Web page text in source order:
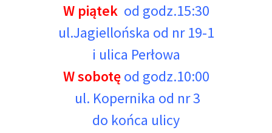
W piątek od godz.15:30
ul.Jagiellońska od nr 19-1
i ulica Perłowa
W sobotęod godz.10:00
ul. Kopernika od nr 3
do końca ulicy